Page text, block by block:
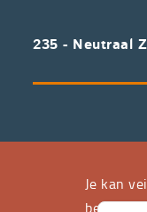
uitstekend
waarvan
235 - Neutraal
Je kan
betalen